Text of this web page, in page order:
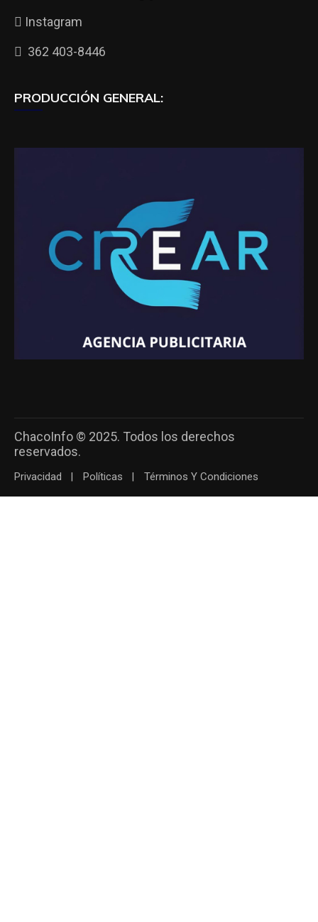
Instagram
362 403-8446
PRODUCCIÓN GENERAL:
ChacoInfo © 2025. Todos los derechos
reservados.
Privacidad Políticas Términos Y Condiciones